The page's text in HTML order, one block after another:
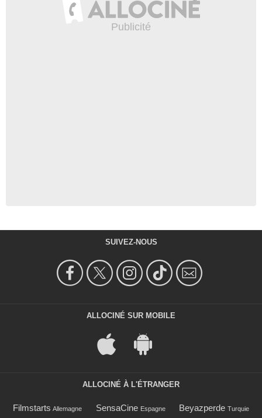
SUIVEZ-NOUS
ALLOCINÉ SUR MOBILE
ALLOCINÉ À L'ÉTRANGER
Filmstarts Allemagne SensaCine Espagne Beyazperde Turquie